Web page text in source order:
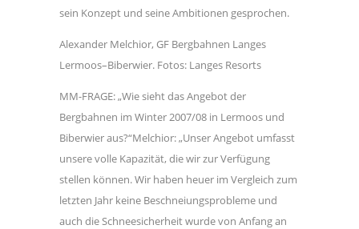
sein Konzept und seine Ambitionen gesprochen.
Alexander Melchior, GF Bergbahnen Langes
Lermoos–Biberwier. Fotos: Langes Resorts
MM-FRAGE: „Wie sieht das Angebot der
Bergbahnen im Winter 2007/08 in Lermoos und
Biberwier aus?“Melchior: „Unser Angebot umfasst
unsere volle Kapazität, die wir zur Verfügung
stellen können. Wir haben heuer im Vergleich zum
letzten Jahr keine Beschneiungsprobleme und
auch die Schneesicherheit wurde von Anfang an